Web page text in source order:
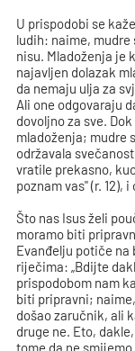
U prispodobi se
ludih: naime, mudre
nisu. Mladoženja je
najavljen dolazak
da nemaju ulja za
Ali one odgovaraju
dovoljno za sve.
mladoženja; mudre
održavala
vratile prekasno,
poznam vas" (r. 12),
Što nas Isus želi
moramo biti
Evanđelju potiče na
riječima: „Bdijte
prispodobom nam
biti pripravni;
došao zaručnik, ali
druge ne. Eto,
tome da ne